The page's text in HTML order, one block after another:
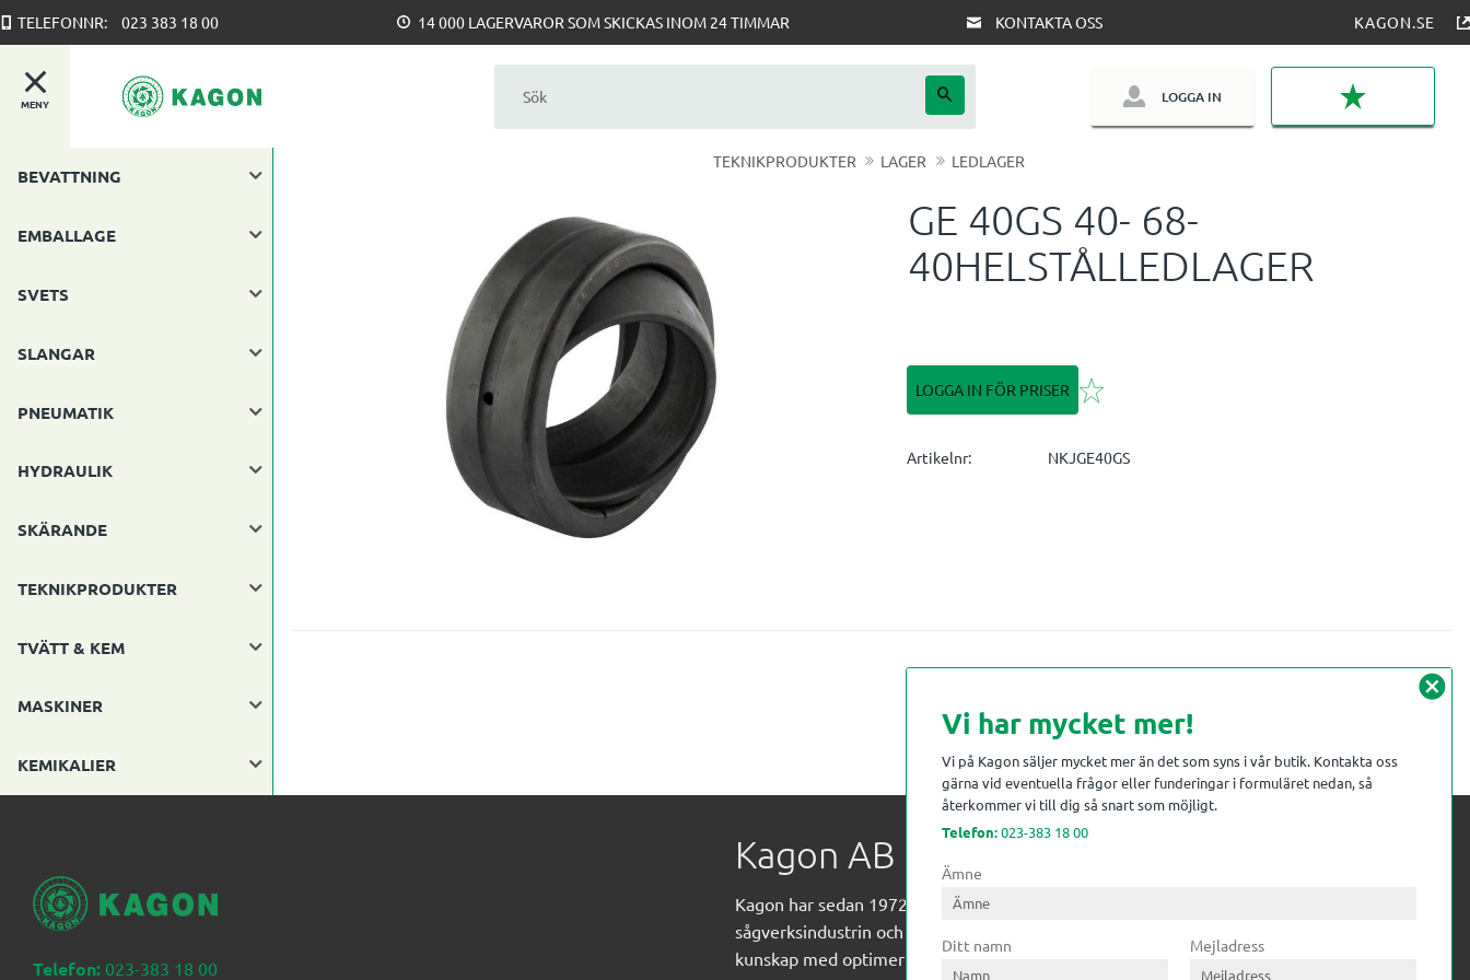
TELEFONNR: 023 383 18 00 14 000 LAGERVAROR SOM SKICKAS INOM 24 TIMMAR KONTAKTA OSS KAGON.SE
MENY LOGGA IN
TEKNIKPRODUKTER LAGER LEDLAGER
GE 40GS 40- 68-
40HELSTÅLLEDLAGER
LOGGA IN FÖR PRISER Lägg till i favoriter
Artikelnr NKJGE40GS
BEVATTNING
EMBALLAGE
SVETS
SLANGAR
PNEUMATIK
HYDRAULIK
SKÄRANDE
TEKNIKPRODUKTER
TVÄTT & KEM
MASKINER
KEMIKALIER
Telefon: 023-383 18 00
Kagon AB
Kagon har sedan 1972 levererat kompetens till
sågverksindustrin och övrig industri. Till träindustrin tillför vi
kunskap med optimeringslösningar från timmerplanen hela
cancel
Vi har mycket mer!
Vi på Kagon säljer mycket mer än det som syns i vår butik. Kontakta oss
gärna vid eventuella frågor eller funderingar i formuläret nedan, så
återkommer vi till dig så snart som möjligt.
Telefon:023-383 18 00
Ämne
Ditt namn Mejladress